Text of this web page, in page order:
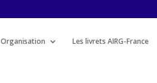
Organisation Les livrets AIRG-France